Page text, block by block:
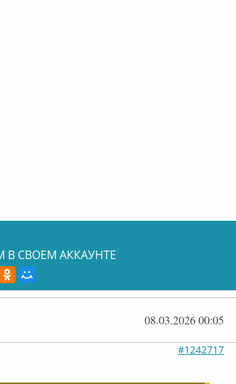
СВОЕМ АККАУНТЕ
08.03.2026 00:05
#1242717